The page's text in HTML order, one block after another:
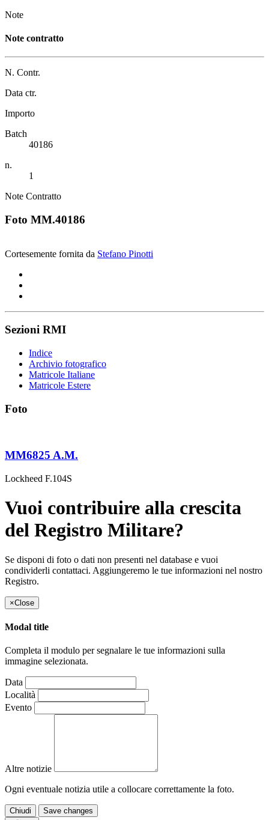
Note
Note contratto
N. Contr.
Data ctr.
Importo
Batch
40186
n.
1
Note Contratto
Foto MM.40186
Cortesemente fornita da Stefano Pinotti
Sezioni RMI
Indice
Archivio fotografico
Matricole Italiane
Matricole Estere
Foto
MM6825 A.M.
Lockheed F.104S
Vuoi contribuire alla crescita
del Registro Militare?
Se disponi di foto o dati non presenti nel database e vuoi
condividerli contattaci. Aggiungeremo le tue informazioni nel nostro
Registro.
×Close
Modal title
Completa il modulo per segnalare le tue informazioni sulla
immagine selezionata.
Data
Località
Evento
Altre notizie
Ogni eventuale notizia utile a collocare correttamente la foto.
Chiudi
Save changes